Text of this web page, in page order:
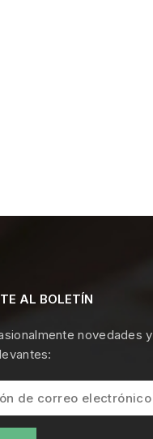
AL BOLETÍN
novedades y